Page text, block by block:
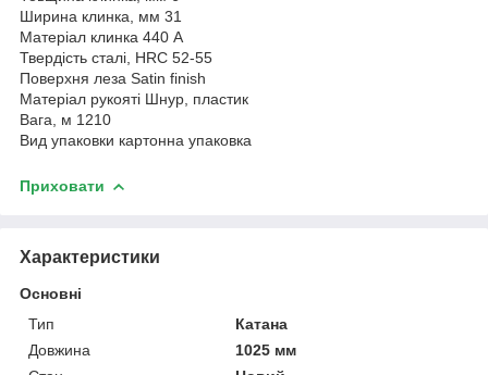
Ширина клинка, мм 31
Матеріал клинка 440 A
Твердість сталі, HRC 52-55
Поверхня леза Satin finish
Матеріал рукояті Шнур, пластик
Вага, м 1210
Вид упаковки картонна упаковка
Приховати
Характеристики
Основні
Тип
Катана
Довжина
1025 мм